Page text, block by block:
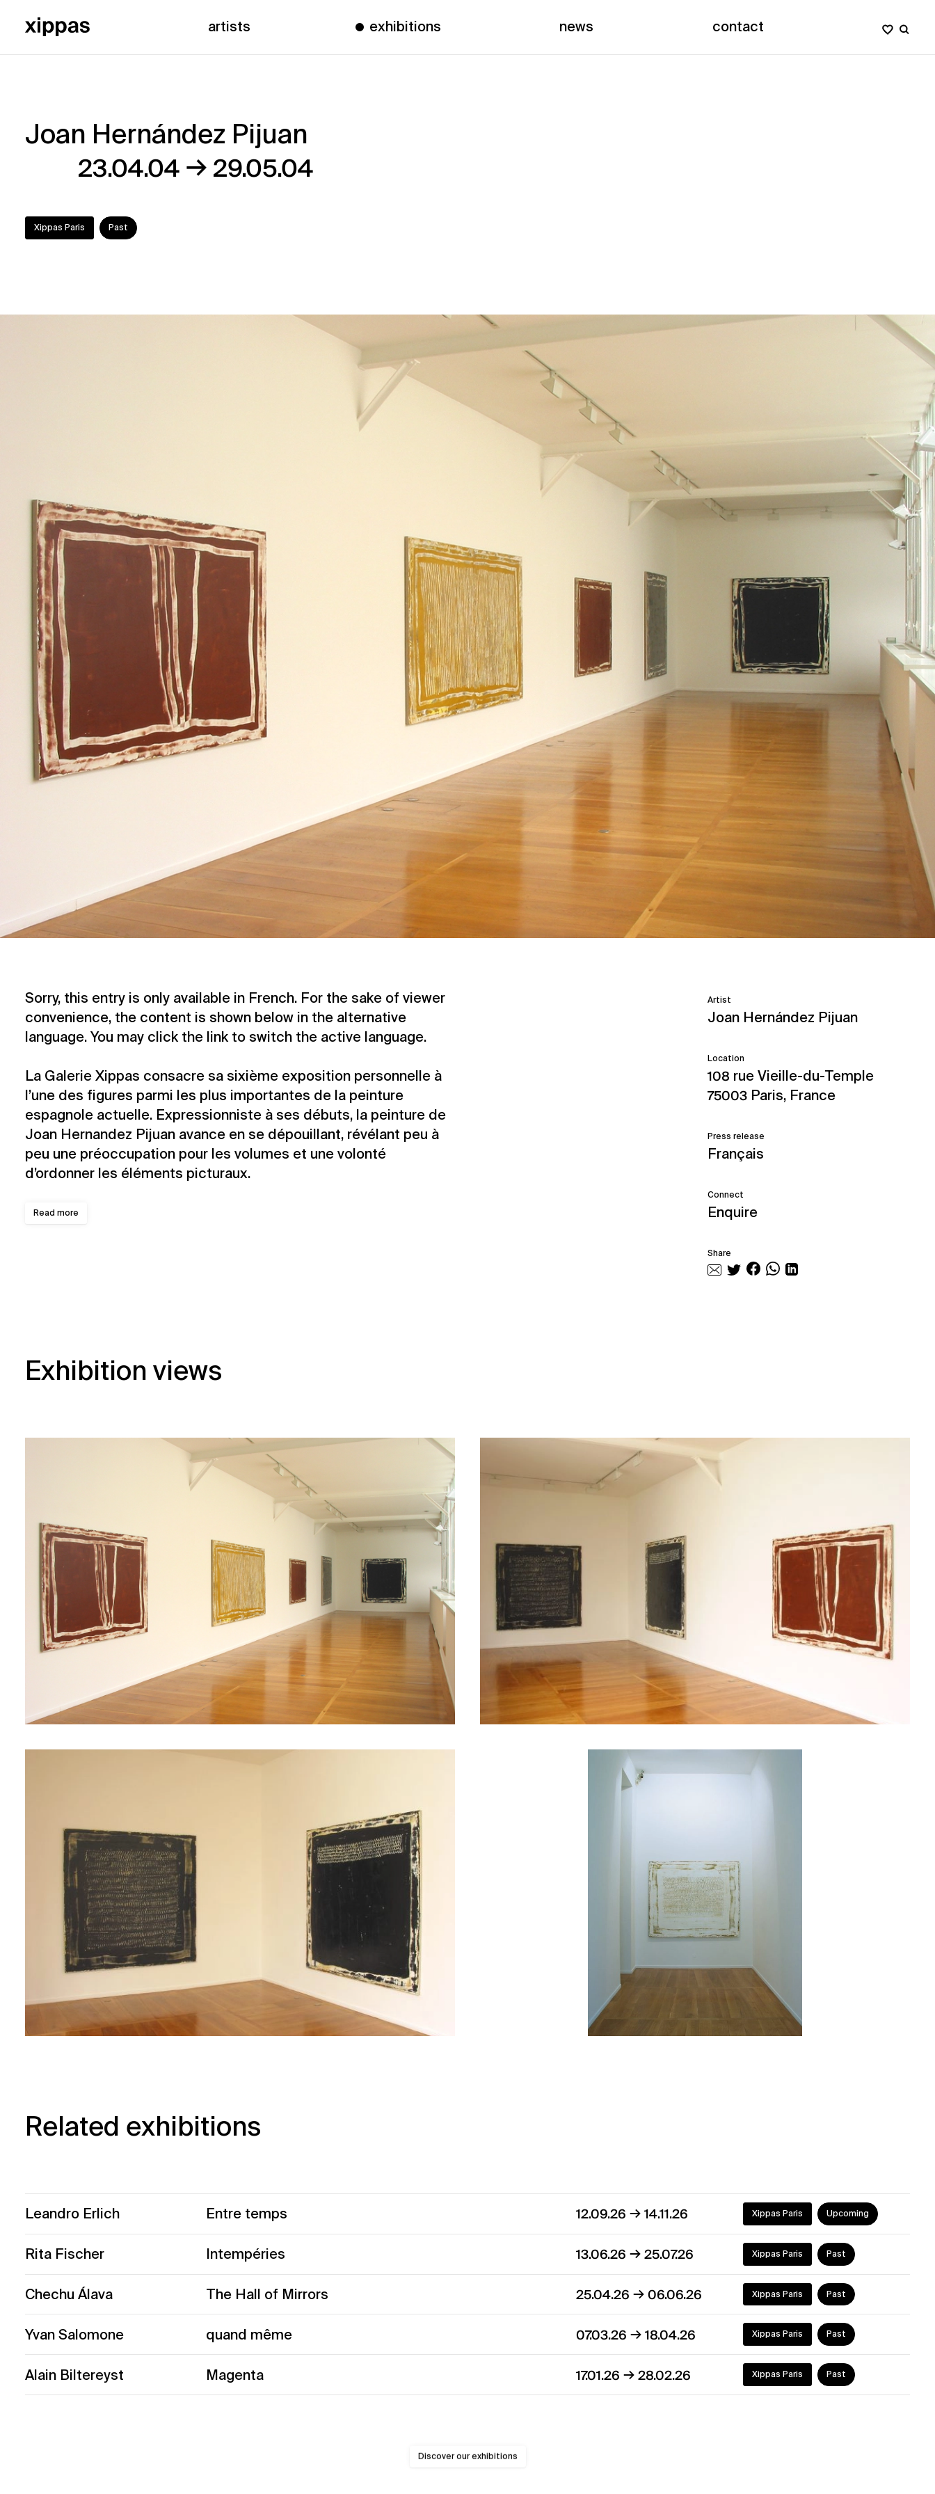
artists exhibitions news contact
Joan
Hernández
Pijuan
Joan Hernández Pijuan
23.04.04 → 29.05.04
Xippas Paris Past
Sorry, this entry is only available in French. For the sake of viewer
convenience, the content is shown below in the alternative
language. You may click the link to switch the active language.
La Galerie Xippas consacre sa sixième exposition personnelle à
l’une des figures parmi les plus importantes de la peinture
espagnole actuelle. Expressionniste à ses débuts, la peinture de
Joan Hernandez Pijuan avance en se dépouillant, révélant peu à
peu une préoccupation pour les volumes et une volonté
d’ordonner les éléments picturaux.
Read more
Artist
Joan Hernández Pijuan
Location
108 rue Vieille-du-Temple
75003 Paris, France
Press release
Français
Connect
Enquire
Share
Exhibition views
Related exhibitions
Leandro Erlich Entre temps 12.09.26 →14.11.26 Xippas Paris Upcoming
Rita Fischer Intempéries 13.06.26 →25.07.26 Xippas Paris Past
Chechu Álava The Hall of Mirrors 25.04.26 →06.06.26 Xippas Paris Past
Yvan Salomone quand même 07.03.26 →18.04.26 Xippas Paris Past
Alain Biltereyst Magenta 17.01.26 →28.02.26 Xippas Paris Past
Discover our exhibitions